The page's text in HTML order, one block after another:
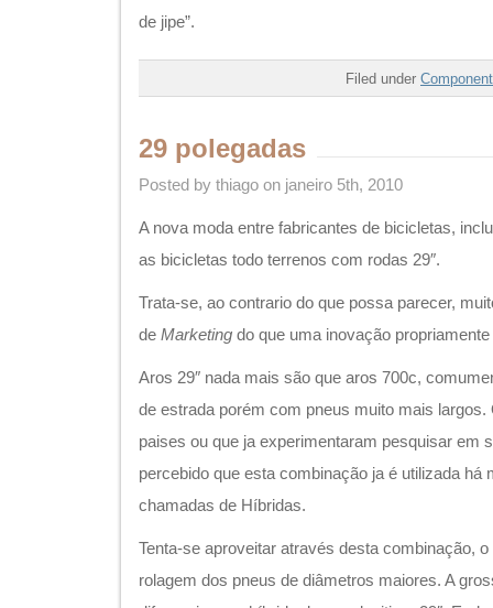
de jipe”.
Filed under
29 polegadas
Posted by thiago on janeiro 5th, 2010
A nova moda entre fabricantes de bicicletas,
as bicicletas todo terrenos com rodas 29″.
Trata-se, ao contrario do que possa parecer,
de Marketing do que uma inovação propriamente
Aros 29″ nada mais são que aros 700c,
de estrada porém com pneus muito mais
paises ou que ja experimentaram pesquisar em
percebido que esta combinação ja é utilizada há
chamadas de Híbridas.
Tenta-se aproveitar através desta combinação,
rolagem dos pneus de diâmetros maiores. A